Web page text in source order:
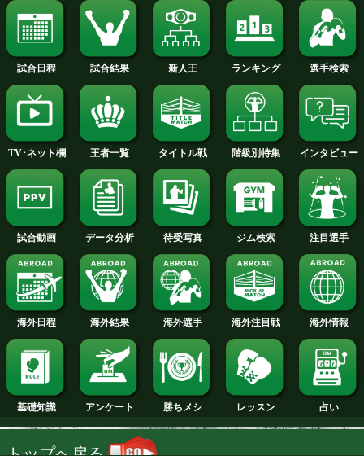
2016年
2015年
2014年
2013年
2012年
2011年
2010年